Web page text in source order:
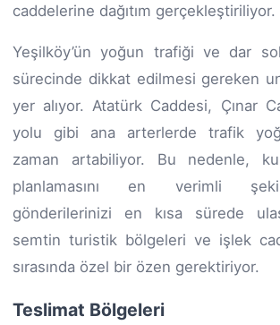
caddelerine dağıtım gerçekleştiriliyor.
Yeşilköy’ün yoğun trafiği ve dar
sürecinde dikkat edilmesi gereken
yer alıyor. Atatürk Caddesi, Çınar
yolu gibi ana arterlerde trafik
zaman artabiliyor. Bu nedenle,
planlamasını en verimli
gönderilerinizi en kısa sürede
semtin turistik bölgeleri ve işlek
sırasında özel bir özen gerektiriyor.
Teslimat Bölgeleri